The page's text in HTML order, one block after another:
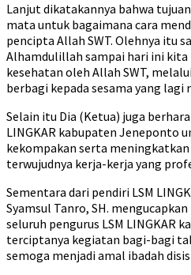
Lanjut dikatakannya bahwa
mata untuk bagaimana cara
pencipta Allah SWT. Olehnya itu
Alhamdulillah sampai hari ini
kesehatan oleh Allah SWT,
berbagi kepada sesama yang
Selain itu Dia (Ketua) juga
LINGKAR kabupaten Jeneponto
kekompakan serta
terwujudnya kerja-kerja yang
Sementara dari pendiri LSM
Syamsul Tanro, SH.
seluruh pengurus LSM LINGKAR
terciptanya kegiatan bagi-bagi
semoga menjadi amal ibadah